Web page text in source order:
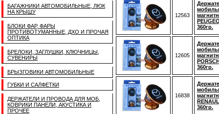
БАГАЖНИКИ АВТОМОБИЛЬНЫЕ, ЛЮК
НА КРЫШУ
БЛОКИ ФАР, ФАРЫ
ПРОТИВОТУМАННЫЕ, ДХО И ПРОЧАЯ
ОПТИКА
БРЕЛОКИ, ЗАГЛУШКИ, КЛЮЧНИЦЫ,
СУВЕНИРЫ
БРЫЗГОВИКИ АВТОМОБИЛЬНЫЕ
ГУБКИ И САЛФЕТКИ
ДЕРЖАТЕЛИ И ПРОВОДА ДЛЯ МОБ,
КОВРИКИ ПАНЕЛИ, АКУСТИКА И
ПРОЧЕЕ
12563
360гр.
12605
360гр.
16838
360гр.